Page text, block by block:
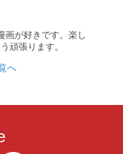
画が好きです。楽し
頑張ります。
へ